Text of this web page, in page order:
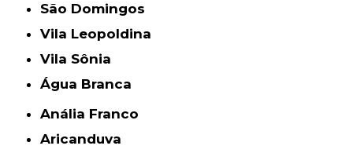
São Domingos
Vila Leopoldina
Vila Sônia
Água Branca
Anália Franco
Aricanduva